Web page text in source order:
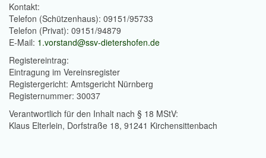
Kontakt:
Telefon (Schützenhaus): 09151/95733
Telefon (Privat): 09151/94879
E-Mail: 1.vorstand@ssv-dietershofen.de
Registereintrag:
Eintragung im Vereinsregister
Registergericht: Amtsgericht Nürnberg
Registernummer: 30037
Verantwortlich für den Inhalt nach § 18 MStV:
Klaus Elterlein, Dorfstraße 18, 91241 Kirchensittenbach